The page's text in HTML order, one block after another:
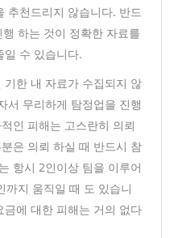
추천드리지 않습니다. 반드
하는 것이 정확한 자료를
일 수 있습니다.
한 내 자료가 수집되지 않
서 무리하게 탐정업을 진행
인 피해는 고스란히 의뢰
은 의뢰 하실 때 반드시 참
항시 2인이상 팀을 이루어
까지 움직일 때 도 있습니
에 대한 피해는 거의 없다